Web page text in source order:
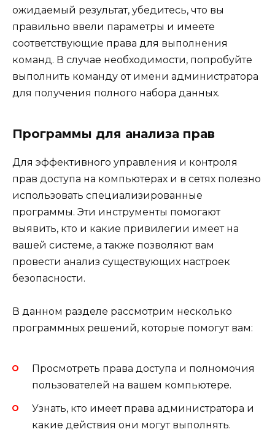
ожидаемый результат, убедитесь, что вы
правильно ввели параметры и имеете
соответствующие права для выполнения
команд. В случае необходимости, попробуйте
выполнить команду от имени администратора
для получения полного набора данных.
Программы для анализа прав
Для эффективного управления и контроля
прав доступа на компьютерах и в сетях полезно
использовать специализированные
программы. Эти инструменты помогают
выявить, кто и какие привилегии имеет на
вашей системе, а также позволяют вам
провести анализ существующих настроек
безопасности.
В данном разделе рассмотрим несколько
программных решений, которые помогут вам:
Просмотреть права доступа и полномочия
пользователей на вашем компьютере.
Узнать, кто имеет права администратора и
какие действия они могут выполнять.